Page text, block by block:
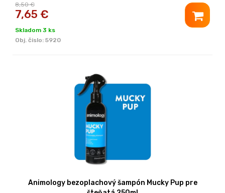
8,50 €
7,65 €
Skladom 3 ks
Obj. čislo: 5920
Animology bezoplachový šampón Mucky Pup pre